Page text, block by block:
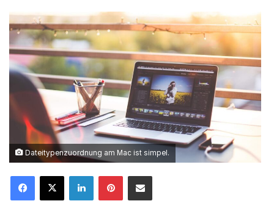
Dateitypenzuordnung am Mac ist simpel.